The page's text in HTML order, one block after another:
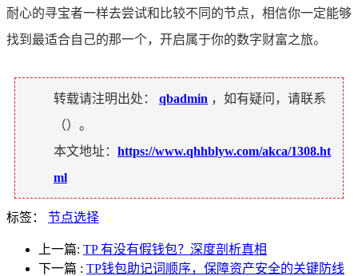
耐心的寻宝者一样去尝试和比较不同的节点，相信你一定能够
找到最适合自己的那一个，开启属于你的数字财富之旅。
转载请注明出处： qbadmin ，如有疑问，请联系
（）。
本文地址： https://www.qhhblyw.com/akca/1308.ht
ml
标签： 节点选择
上一篇: TP 有没有假钱包？深度剖析真相
下一篇 : TP钱包助记词顺序，保障资产安全的关键防线